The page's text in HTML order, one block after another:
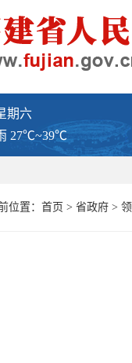
期六
27℃~39℃
位置： 首页 > 省政府 >